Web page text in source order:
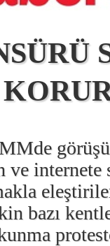
ve internete
bazı